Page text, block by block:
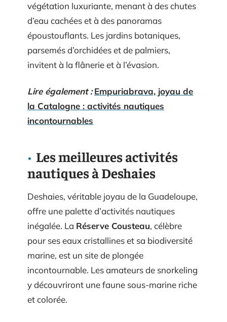
végétation luxuriante, menant à des chutes
d’eau cachées et à des panoramas
époustouflants. Les jardins botaniques,
parsemés d’orchidées et de palmiers,
invitent à la flânerie et à l’évasion.
Lire également : Empuriabrava, joyau de
la Catalogne : activités nautiques
incontournables
Les meilleures activités
nautiques à Deshaies
Deshaies, véritable joyau de la Guadeloupe,
offre une palette d’activités nautiques
inégalée. La Réserve Cousteau, célèbre
pour ses eaux cristallines et sa biodiversité
marine, est un site de plongée
incontournable. Les amateurs de snorkeling
y découvriront une faune sous-marine riche
et colorée.